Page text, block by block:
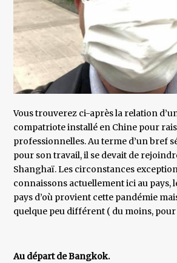
Vous trouverez ci-après la relation
compatriote installé en Chine pour
professionnelles. Au terme d’un bref
pour son travail, il se devait de
Shanghaï. Les circonstances
connaissons actuellement ici au pays,
pays d’où provient cette pandémie
quelque peu différent ( du moins, pour
Au départ de Bangkok.